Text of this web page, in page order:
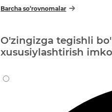
Barcha so‘rovnomalar
O'zingizga tegishli
xususiylashtirish